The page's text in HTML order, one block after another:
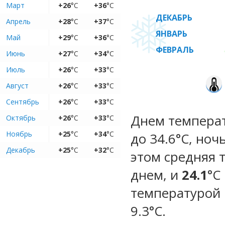
Март
+26°C +36°C
Апрель
+28°C +37°C
Май
+29°C +36°C
Июнь
+27°C +34°C
Июль
+26°C +33°C
Август
+26°C +33°C
Сентябрь
+26°C +33°C
Октябрь
+26°C +33°C
Ноябрь
+25°C +34°C
Декабрь
+25°C +32°C
ДЕКАБРЬ
ЯНВАРЬ
ФЕВРАЛЬ
Днем
до 34.6°C,
этом средняя
днем, и 24.1
температурой
9.3°С.